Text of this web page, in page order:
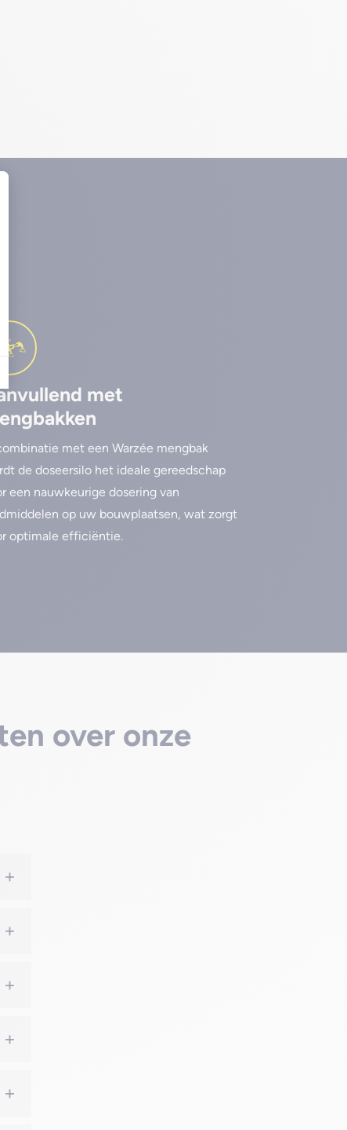
met
met een Warzée mengbak
de doseersilo het ideale gereedschap
een nauwkeurige dosering van
op uw bouwplaatsen, wat zorgt
optimale efficiëntie.
over onze
+
+
+
+
+